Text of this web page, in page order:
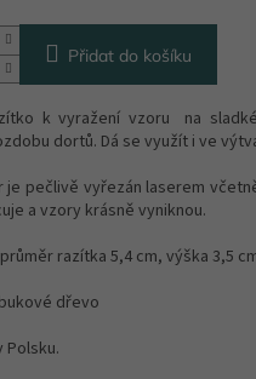
Přidat do košíku
k vyražení vzoru na
dortů. Dá se využít i ve
je pečlivě vyřezán laserem
a vzory krásně vyniknou.
průměr razítka 5,4 cm, výška 3,5
bukové dřevo
Polsku.